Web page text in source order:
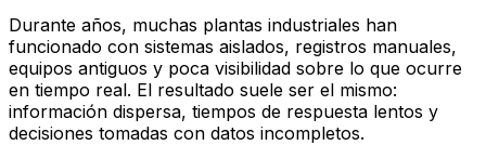
Durante años, muchas plantas industriales han
funcionado con sistemas aislados, registros manuales,
equipos antiguos y poca visibilidad sobre lo que ocurre
en tiempo real. El resultado suele ser el mismo:
información dispersa, tiempos de respuesta lentos y
decisiones tomadas con datos incompletos.